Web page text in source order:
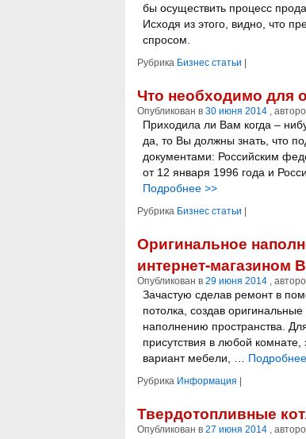
бы осуществить процесс
Исходя из этого, видно, что
спросом.
Рубрика Бизнес статьи |
Что необходимо для
Опубликован в 30 июня 2014 ,
Приходила ли Вам когда –
да, то Вы должны знать, что
документами: Российским
от 12 января 1996 года и
Подробнее >>
Рубрика Бизнес статьи |
Оригинальное
интернет-магазином
Опубликован в 29 июня 2014 ,
Зачастую сделав ремонт в
потолка, создав
наполнению пространства.
присутствия в любой
вариант мебели, … Подробнее
Рубрика Информация |
Твердотопливные
Опубликован в 27 июня 2014 ,